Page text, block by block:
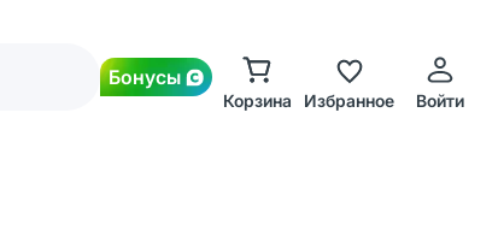
Бонусы
Корзина Избранное Войти